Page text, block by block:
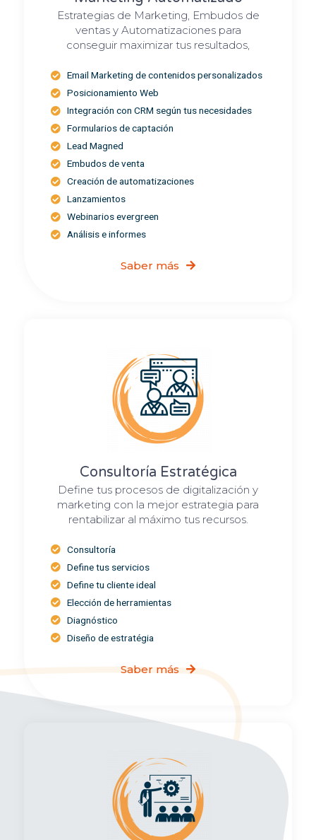
Estrategias de Marketing, Embudos de
ventas y Automatizaciones para
conseguir maximizar tus resultados,
Email Marketing de contenidos personalizados
Posicionamiento Web
Integración con CRM según tus necesidades
Formularios de captación
Lead Magned
Embudos de venta
Creación de automatizaciones
Lanzamientos
Webinarios evergreen
Análisis e informes
Saber más
Consultoría Estratégica
Define tus procesos de digitalización y
marketing con la mejor estrategia para
rentabilizar al máximo tus recursos.
Consultoría
Define tus servicios
Define tu cliente ideal
Elección de herramientas
Diagnóstico
Diseño de estratégia
Saber más